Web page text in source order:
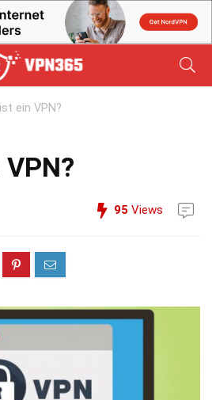
ein VPN?
95 Views